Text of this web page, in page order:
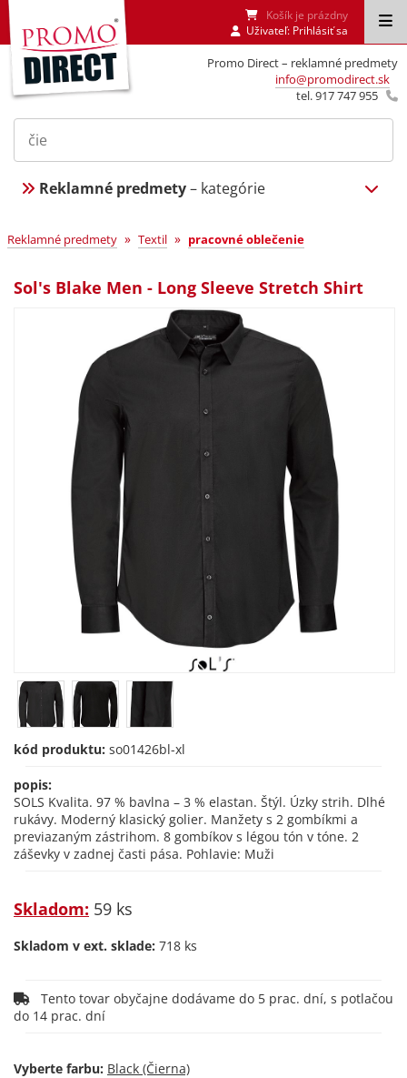
Promo Direct – reklamné predmety
info@promodirect.sk
tel. 917 747 955
Košík je prázdny
Uživateľ: Prihlásiť sa
Reklamné predmety– kategórie
Reklamné predmety » Textil » pracovné oblečenie
Sol's Blake Men - Long Sleeve Stretch Shirt
kód produktu: so01426bl-xl
popis:
SOLS Kvalita. 97 % bavlna – 3 % elastan. Štýl. Úzky strih. Dlhé
rukávy. Moderný klasický golier. Manžety s 2 gombíkmi a
previazaným zástrihom. 8 gombíkov s légou tón v tóne. 2
záševky v zadnej časti pása. Pohlavie: Muži
Skladom: 59 ks
Skladom v ext. sklade: 718 ks
do 14 prac. dní
Vyberte farbu: